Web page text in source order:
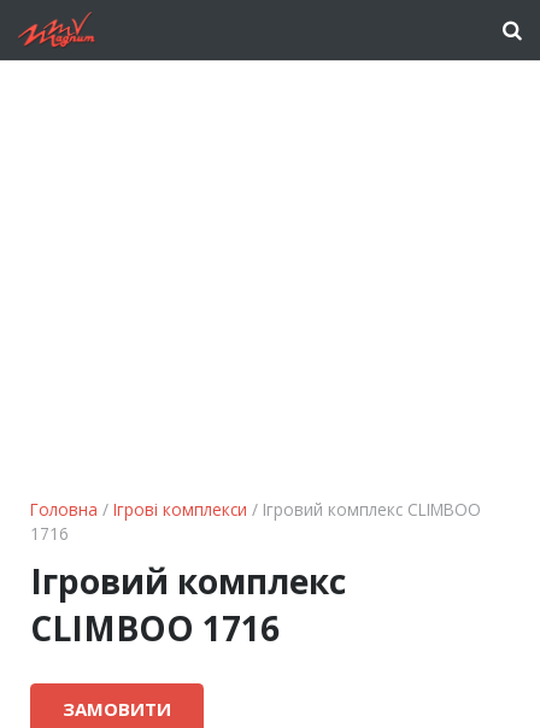
Головна / Ігрові комплекси / Ігровий комплекс CLIMBOO
1716
Ігровий комплекс
CLIMBOO 1716
ЗАМОВИТИ